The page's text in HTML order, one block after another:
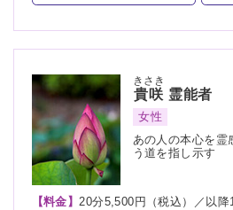
貴咲
きさき
霊能者
女性
あの人の本心を霊
う道を指し示す
【料金】20分5,500円（税込）／以降